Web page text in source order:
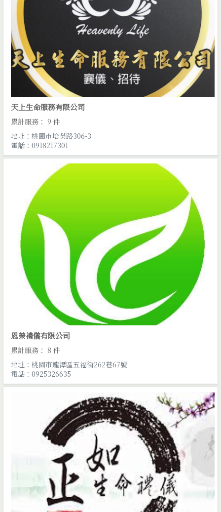
天上生命服務有限公司
累計服務： 9 件
地址：桃園市培英路306-3
電話：0918217301
恩榮禮儀有限公司
累計服務： 8 件
地址：桃園市龍潭區五福街262巷67號
電話：0925326635